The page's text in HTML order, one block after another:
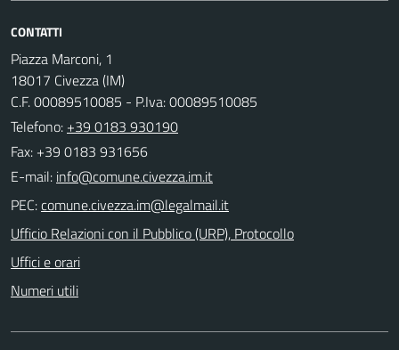
CONTATTI
Piazza Marconi, 1
18017 Civezza (IM)
C.F. 00089510085 - P.Iva: 00089510085
Telefono: +39 0183 930190
Fax: +39 0183 931656
E-mail:
PEC:
Ufficio Relazioni con il Pubblico (URP), Protocollo
Uffici e orari
Numeri utili